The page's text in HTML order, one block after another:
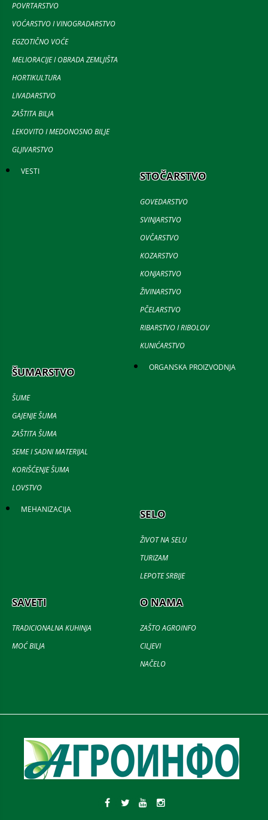
POVRTARSTVO
VOĆARSTVO I VINOGRADARSTVO
EGZOTIČNO VOĆE
MELIORACIJE I OBRADA ZEMLJIŠTA
HORTIKULTURA
LIVADARSTVO
ZAŠTITA BILJA
LEKOVITO I MEDONOSNO BILJE
GLJIVARSTVO
VESTI STOČARSTVO
GOVEDARSTVO
SVINJARSTVO
OVČARSTVO
KOZARSTVO
KONJARSTVO
ŽIVINARSTVO
PČELARSTVO
RIBARSTVO I RIBOLOV
KUNIĆARSTVO
ŠUMARSTVO
ŠUME
GAJENJE ŠUMA
ZAŠTITA ŠUMA
SEME I SADNI MATERIJAL
KORIŠĆENJE ŠUMA
LOVSTVO
ORGANSKA PROIZVODNJA
MEHANIZACIJA SELO
ŽIVOT NA SELU
TURIZAM
LEPOTE SRBIJE
SAVETI
TRADICIONALNA KUHINJA
MOĆ BILJA
O NAMA
ZAŠTO AGROINFO
CILJEVI
NAČELO